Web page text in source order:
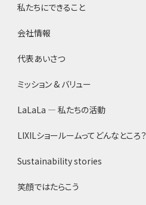
私たちにできること
会社情報
代表あいさつ
ミッション & バリュー
LaLaLa ― 私たちの活動
LIXILショールームってどんなところ？
Sustainability stories
笑顔ではたらこう